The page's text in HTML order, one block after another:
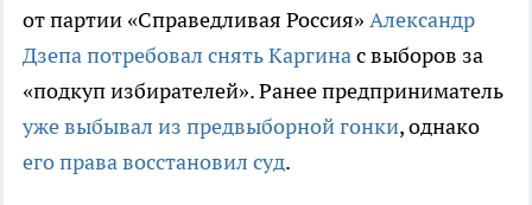
от партии «Справедливая Россия» Александр
Дзепа потребовал снять Каргинас выборов за
«подкуп избирателей». Ранее предприниматель
уже выбывал из предвыборной гонки, однако
его права восстановил суд.